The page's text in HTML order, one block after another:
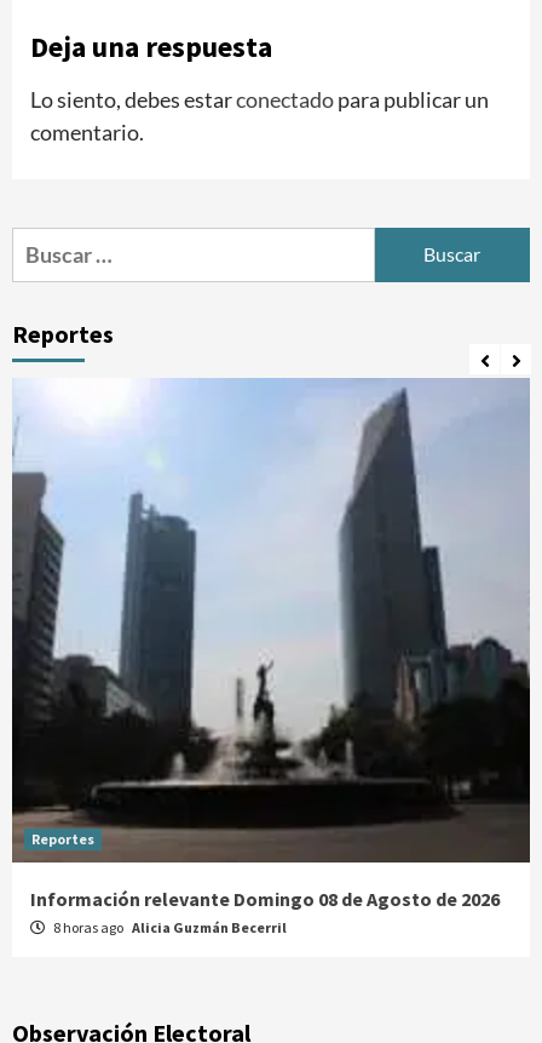
Deja una respuesta
Lo siento, debes estarconectadopara publicar un
comentario.
Buscar:
Reportes
Reportes
Información relevante Domingo 08 de Agosto de 2026
8 horas ago Alicia Guzmán Becerril
Observación Electoral